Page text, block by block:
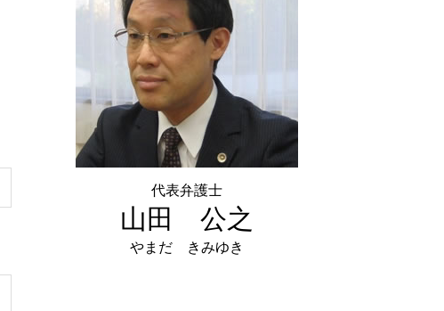
株式譲渡 とは
代表弁護士
山田 公之
やまだ きみゆき